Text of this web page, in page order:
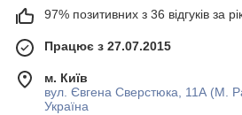
97% позитивних з 36 відгуків за
Працює з 27.07.2015
м. Київ
вул. Євгена Сверстюка, 11А (М.
Україна